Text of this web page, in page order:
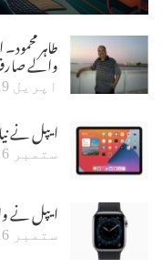
طاہر
والے
اپریل 19، 2023
ایپل نے
ستمبر 16، 2020
ایپل نے واچ سیریز 6 اور
ستمبر 16، 2020